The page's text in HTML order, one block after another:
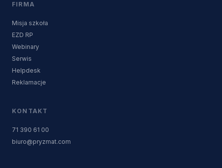
FIRMA
Misja szkoła
EZD RP
Webinary
Serwis
Helpdesk
Reklamacje
KONTAKT
71 390 61 00
biuro@pryzmat.com